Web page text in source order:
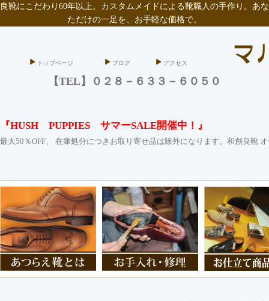
良靴にこだわり60年以上。カスタムメイドによる靴職人の手作り。あな
ただけの一足を、お手軽な価格で。
トップページ ブログ アクセス
【TEL】０２８－６３３－６０５０
『HUSH PUPPIES サマーSALE開催中！』
最大50％OFF、 在庫処分につきお取り寄せ品は除外になります。和創良靴